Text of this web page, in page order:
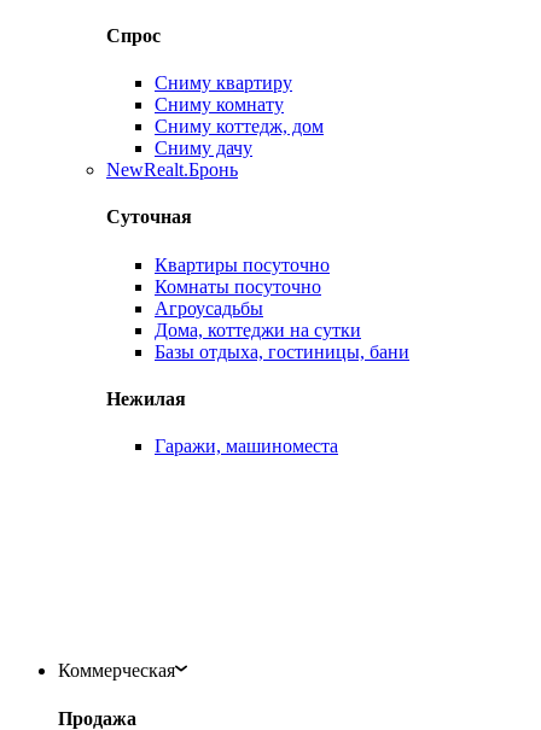
Спрос
Сниму квартиру
Сниму комнату
Сниму коттедж, дом
Сниму дачу
NewRealt.Бронь
Суточная
Квартиры посуточно
Комнаты посуточно
Агроусадьбы
Дома, коттеджи на сутки
Базы отдыха, гостиницы, бани
Нежилая
Гаражи, машиноместа
Коммерческая
Продажа